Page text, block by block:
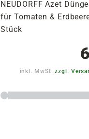
NEUDORFF Azet
für Tomaten &
Stück
inkl. MwSt.zzgl.